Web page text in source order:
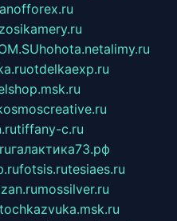
zosikamery.ru
hohota.netalimy.ru
otdelkaexp.ru
tiffany-c.ru
галактика73.рф
fotsis.rutesiaes.ru
mossilver.ru
tochkazvuka.msk.ru